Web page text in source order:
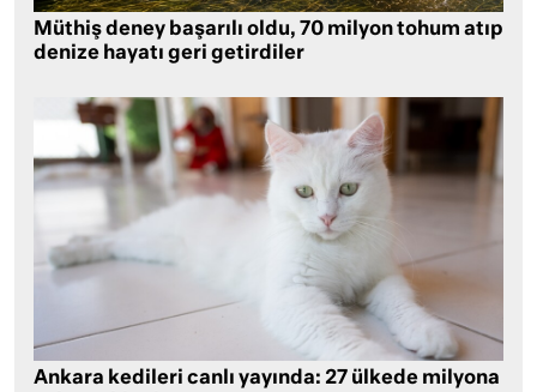
Müthiş deney başarılı oldu, 70 milyon tohum atıp
denize hayatı geri getirdiler
Ankara kedileri canlı yayında: 27 ülkede milyona